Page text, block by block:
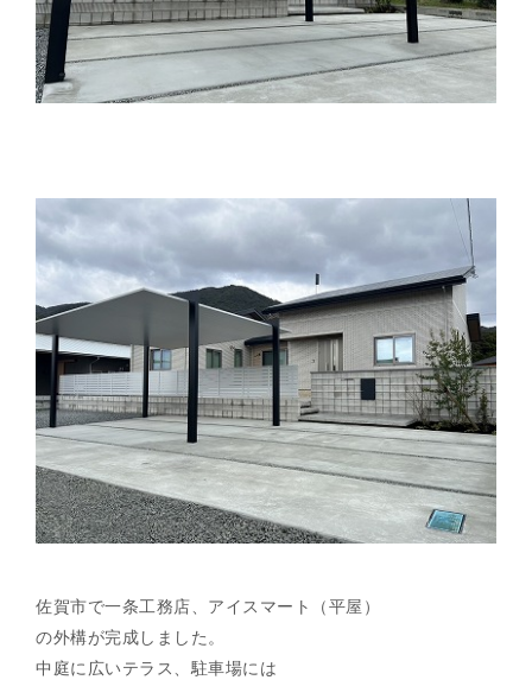
佐賀市で一条工務店、アイスマート（平屋）
の外構が完成しました。
中庭に広いテラス、駐車場には